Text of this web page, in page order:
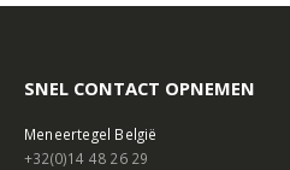
SNEL CONTACT OPNEMEN
Meneertegel België
+32(0)14 48 26 29